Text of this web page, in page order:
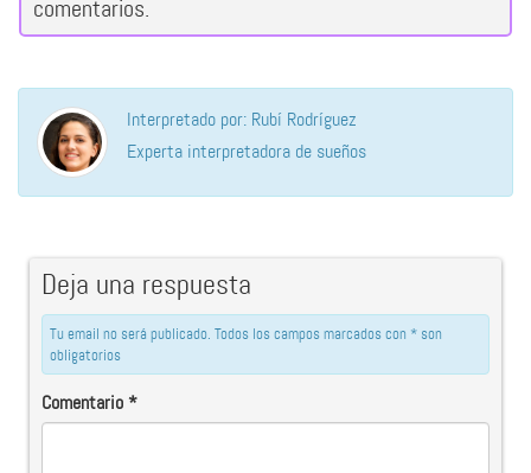
comentarios.
Interpretado por: Rubí Rodríguez
Experta interpretadora de sueños
Deja una respuesta
Tu email no será publicado. Todos los campos marcados con * son
obligatorios
Comentario*